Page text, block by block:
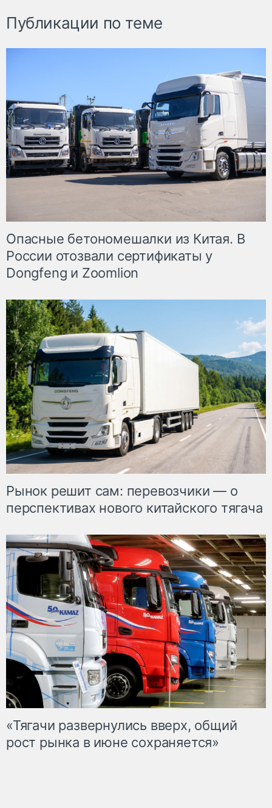
Публикации по теме
Опасные бетономешалки из Китая. В
России отозвали сертификаты у
Dongfeng и Zoomlion
Рынок решит сам: перевозчики — о
перспективах нового китайского тягача
«Тягачи развернулись вверх, общий
рост рынка в июне сохраняется»